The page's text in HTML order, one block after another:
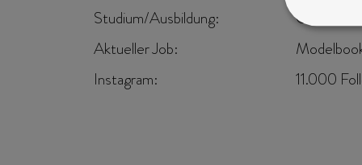
Studium/Ausbildung:
Aktueller Job:
Instagram:
11.000